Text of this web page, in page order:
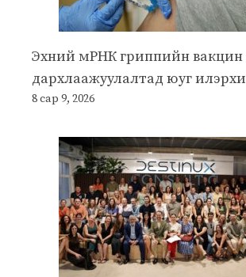
Эхний мРНК гриппийн
дархлаажуулалтад юуг
8 сар 9, 2026